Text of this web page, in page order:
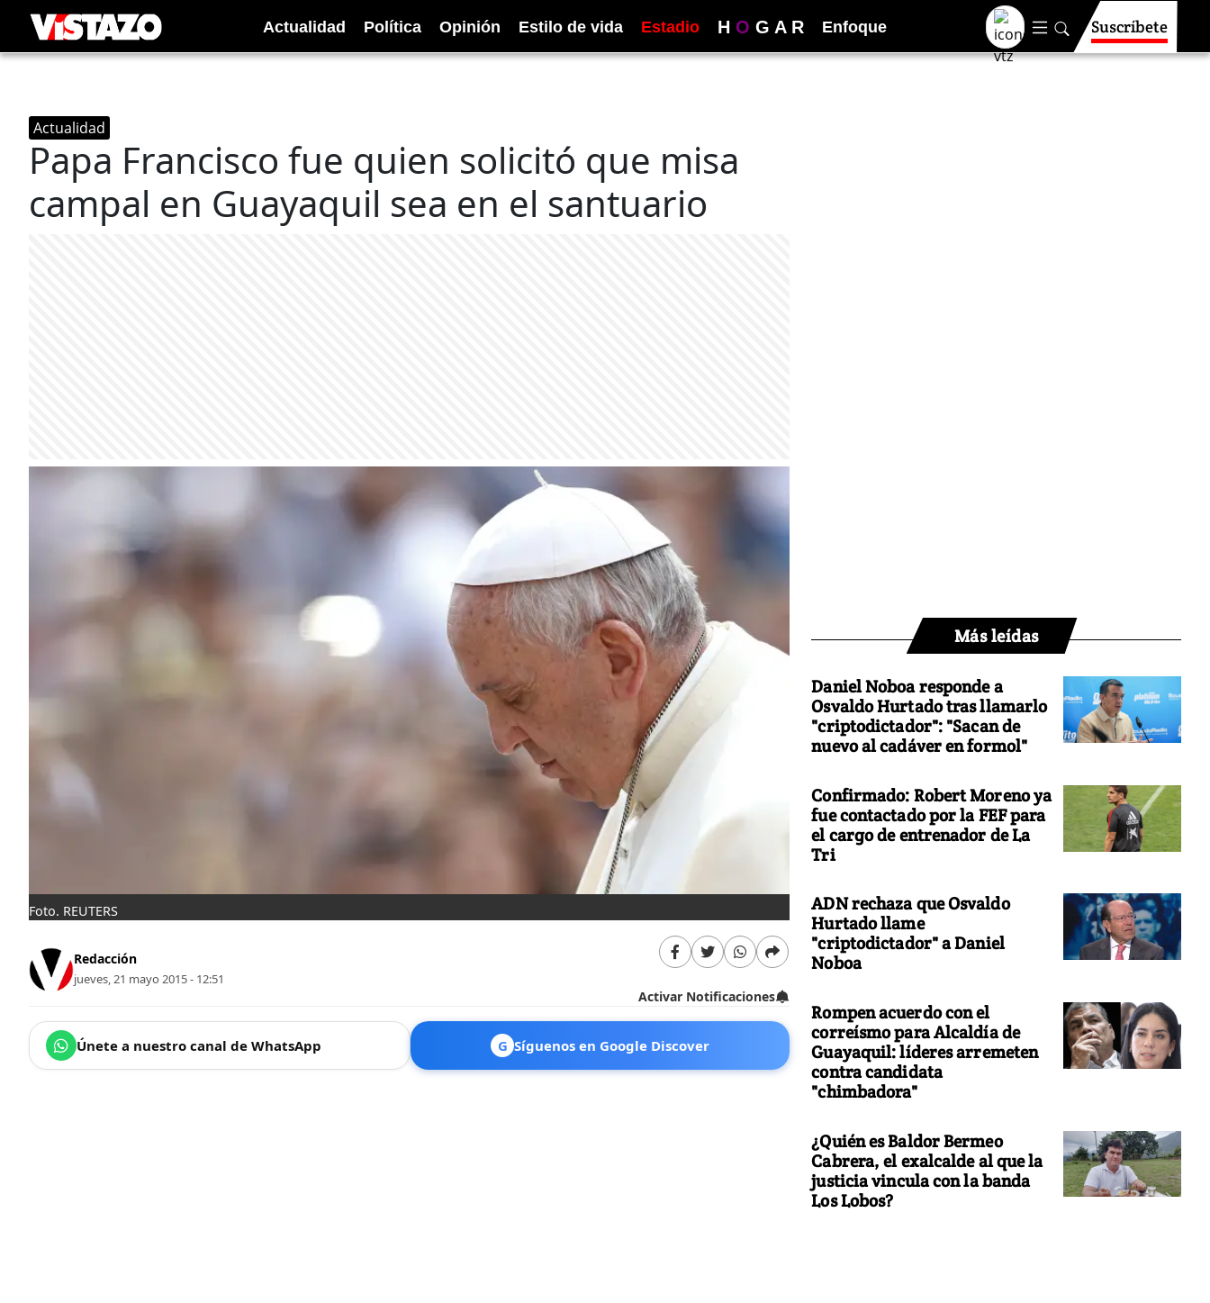
Actualidad Política Opinión Estilo de vida Estadio H O G A R Enfoque Suscríbete
Actualidad
Papa Francisco fue quien solicitó que misa
campal en Guayaquil sea en el santuario
Foto. REUTERS
Redacción
jueves, 21 mayo 2015 - 12:51
Activar Notificaciones
Únete a nuestro canal de WhatsApp G Síguenos en Google Discover
Más leídas
Daniel Noboa responde a
Osvaldo Hurtado tras llamarlo
"criptodictador": "Sacan de
nuevo al cadáver en formol"
Confirmado: Robert Moreno ya
fue contactado por la FEF para
el cargo de entrenador de La
Tri
ADN rechaza que Osvaldo
Hurtado llame
"criptodictador" a Daniel
Noboa
Rompen acuerdo con el
correísmo para Alcaldía de
Guayaquil: líderes arremeten
contra candidata
"chimbadora"
¿Quién es Baldor Bermeo
Cabrera, el exalcalde al que la
justicia vincula con la banda
Los Lobos?